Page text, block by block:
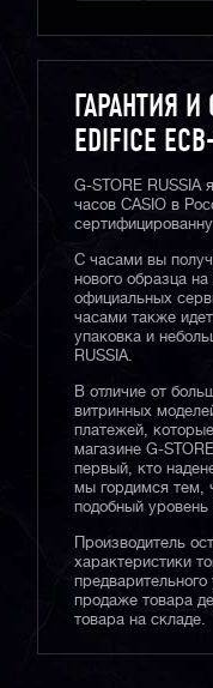
ГАРАНТИЯ
EDIFICE
G-STORE RUSSIA
часов CASIO в
С часами вы
нового образца
официальных
часами также
упаковка и
RUSSIA.
В отличие от
витринных
платежей,
магазине G-
первый, кто
мы гордимся тем,
подобный уровень
Производитель
характеристики
продаже товара
товара на складе.